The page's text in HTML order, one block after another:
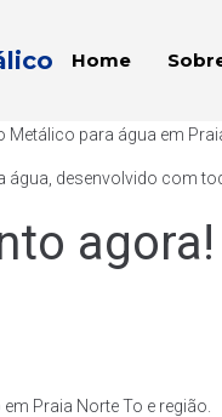
Home
para água em
desenvolvido com
agora!
Praia Norte To e região.